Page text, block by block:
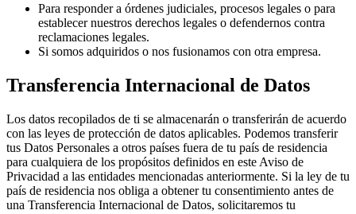
Para responder a órdenes judiciales, procesos legales o para
establecer nuestros derechos legales o defendernos contra
reclamaciones legales.
Si somos adquiridos o nos fusionamos con otra empresa.
Transferencia Internacional de Datos
Los datos recopilados de ti se almacenarán o transferirán de acuerdo
con las leyes de protección de datos aplicables. Podemos transferir
tus Datos Personales a otros países fuera de tu país de residencia
para cualquiera de los propósitos definidos en este Aviso de
Privacidad a las entidades mencionadas anteriormente. Si la ley de tu
país de residencia nos obliga a obtener tu consentimiento antes de
una Transferencia Internacional de Datos, solicitaremos tu